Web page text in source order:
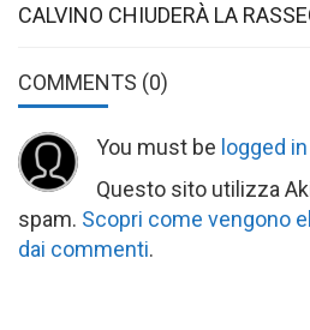
CALVINO CHIUDERÀ LA
COMMENTS (0)
You must be logged in
Questo sito utilizza
spam. Scopri come vengono
dai commenti.